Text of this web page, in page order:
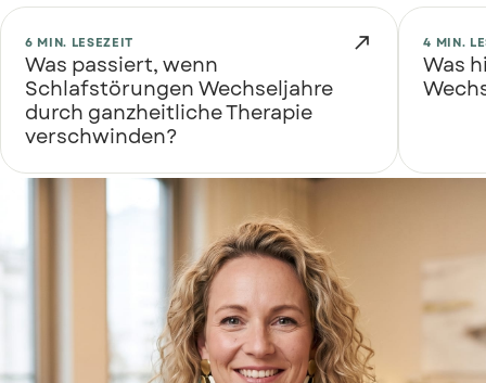
6 MIN. LESEZEIT 
Was passiert, wenn
Schlafstörungen Wechseljahre
durch ganzheitliche Therapie
verschwinden?
4 MIN.
Was